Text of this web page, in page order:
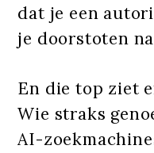
dat je een
je doorstoten
En die top ziet
Wie straks
AI-